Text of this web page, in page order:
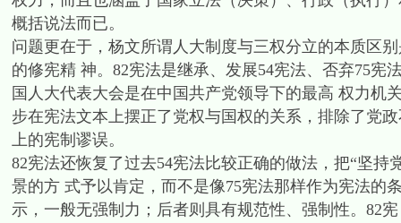
概括说法而已。
问题更在于，杨文所谓人大制度与三权分立的本质区
的修宪精 神。82宪法是继承、发展54宪法、否弃75宪
国人大代表大会是在中国共产党领导下的最高 权力机
步在宪法文本上摆正了党权与国权的关系，排除了党
上的宪制谬误。
82宪法还恢复了过去54宪法比较正确的做法，把“坚
景的方 式予以肯定，而不是像75宪法那样作为宪法的
示，一般无强制力；后者则具有规范性、强制性。82